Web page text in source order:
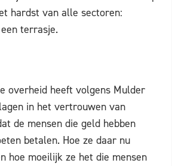
hardst van alle sectoren:
terrasje.
overheid heeft volgens Mulder
in het vertrouwen van
de mensen die geld hebben
betalen. Hoe ze daar nu
hoe moeilijk ze het die mensen